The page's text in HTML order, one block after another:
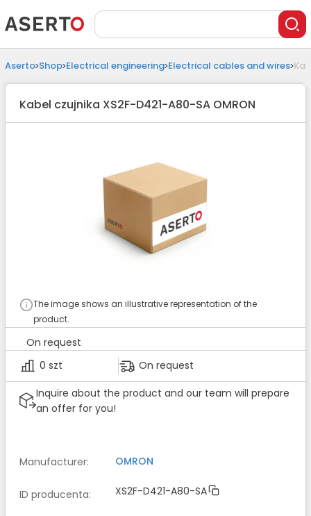
Aserto Shop Electrical engineering Electrical cables and wires
Kabel czujnika XS2F-D421-A80-SA OMRON
The image shows an illustrative representation of the
product.
On request
0 szt
On request
Inquire about the product and our team will prepare
an offer for you!
Manufacturer: OMRON
ID producenta: XS2F-D421-A80-SA